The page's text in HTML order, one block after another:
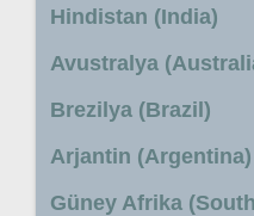
Hindistan (India)
Avustralya
Brezilya (Brazil)
Arjantin (Argentina)
Güney Afrika